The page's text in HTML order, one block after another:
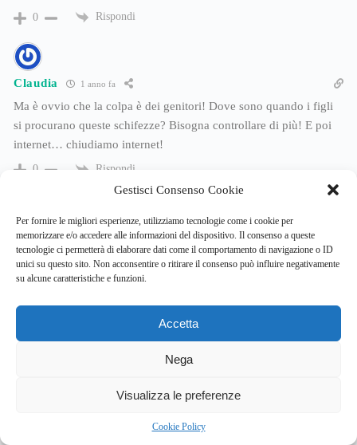
Gestisci Consenso Cookie
Per fornire le migliori esperienze, utilizziamo tecnologie come i cookie per
memorizzare e/o accedere alle informazioni del dispositivo. Il consenso a queste
tecnologie ci permetterà di elaborare dati come il comportamento di navigazione o ID
unici su questo sito. Non acconsentire o ritirare il consenso può influire negativamente
su alcune caratteristiche e funzioni.
Accetta
Nega
Visualizza le preferenze
Cookie Policy
0 Rispondi
Claudia 1 anno fa
Ma è ovvio che la colpa è dei genitori! Dove sono quando i figli
si procurano queste schifezze? Bisogna controllare di più! E poi
internet… chiudiamo internet!
0 Rispondi